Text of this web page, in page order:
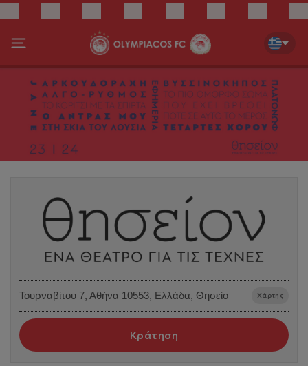
Τουρναβίτου 7, Αθήνα 10553, Ελλάδα, Θησείο Χάρτης
Κράτηση